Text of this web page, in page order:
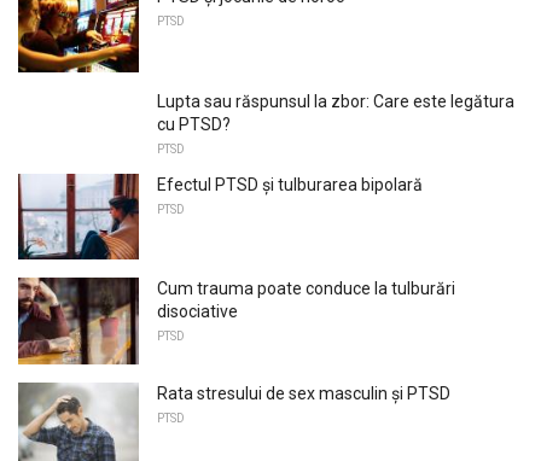
PTSD
Lupta sau răspunsul la zbor: Care este legătura
cu PTSD?
PTSD
Efectul PTSD și tulburarea bipolară
PTSD
Cum trauma poate conduce la tulburări
disociative
PTSD
Rata stresului de sex masculin și PTSD
PTSD